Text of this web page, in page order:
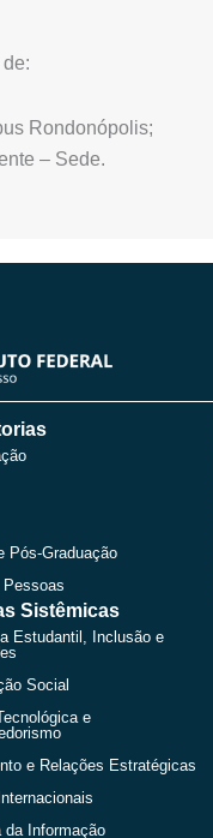
Rondonópolis;
– Sede.
Pós-Graduação
Sistêmicas
Estudantil, Inclusão e
Social
e
e Relações Estratégicas
da Informação